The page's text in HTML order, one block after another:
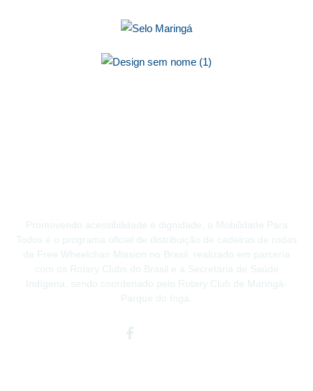
Promovendo acessibilidade e dignidade, o Mobilidade Para
Todos é o programa oficial de distribuição de cadeiras de rodas
da Free Wheelchair Mission no Brasil, realizado em parceria
com os Rotary Clubs do Brasil e a Secretaria de Saúde
Indígena, sendo coordenado pelo Rotary Club de Maringá-
Parque do Ingá.
Facebook-